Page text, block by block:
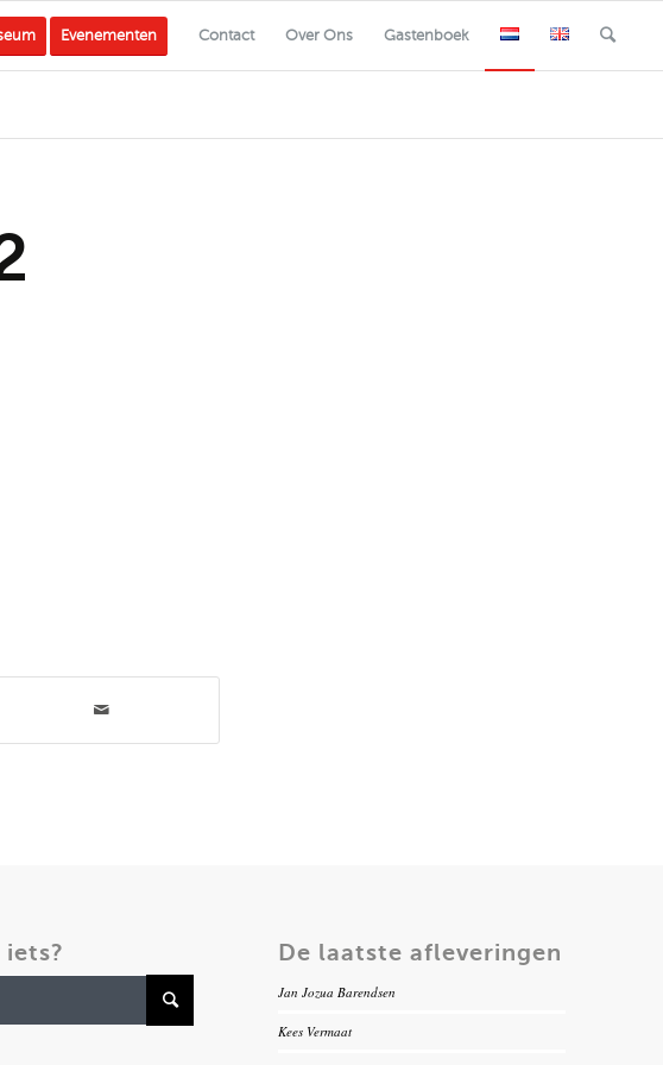
Evenementen Contact Over Ons Gastenboek
De laatste afleveringen
Jan Jozua Barendsen
Kees Vermaat